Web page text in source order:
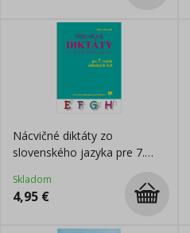
Nácvičné diktáty zo
slovenského jazyka pre 7.
Skladom
4,95 €